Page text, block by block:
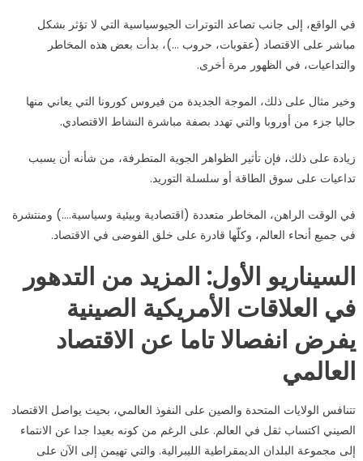
في الواقع، إلى جانب تصاعد التوترات الجيوسياسية التي لا تؤثر بشكل
مباشر على الاقتصاد (عقوبات، حروب …)، بدأت بعض هذه المخاطر
والتداعيات، في الظهور مرة أخرى.
وخير مثال على ذلك، الموجة الجديدة من فيروس كورونا التي يعاني منها
حاليا جزء من أوروبا والتي تهدد بصفة مباشرة النشاط الاقتصادي.
زيادة على ذلك، فإن تأثير الظواهر الجوية المتطرفة، من شأنه أن يسبب
تداعيات على سوق الطاقة أو سلسلة التوريد.
في الوقت الراهن، المخاطر متعددة (اقتصادية وبيئية وسياسية….) ومنتشرة
في جميع أنحاء العالم، وكلّها قادرة على خلق الفوضى في الاقتصاد.
السيناريو الأول: المزيد من التدهور
في العلاقات الأمريكية الصينية
يفرض انفصالا تاما عن الاقتصاد
العالمي
تتنافس الولايات المتحدة والصين على النفوذ العالمي، بحيث يواصل الاقتصاد
الصيني اكتساب ثقل في العالم. على الرغم من كونه بعيدا جدا عن الانتماء
إلى مجموعة البلدان الديمقراطية الليبرالية. والتي تهيمن إلى الآن على